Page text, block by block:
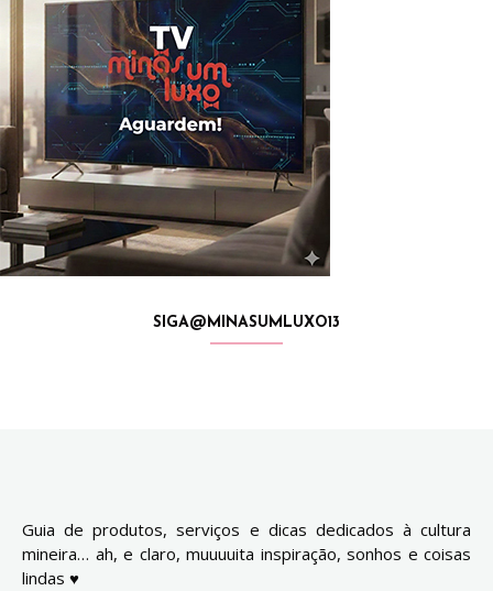
SIGA@MINASUMLUXO13
Guia de produtos, serviços e dicas dedicados à cultura
mineira… ah, e claro, muuuuita inspiração, sonhos e coisas
lindas ♥